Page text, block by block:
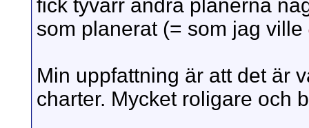
fick tyvärr ändra planerna
som planerat (= som jag ville
Min uppfattning är att det är
charter. Mycket roligare och